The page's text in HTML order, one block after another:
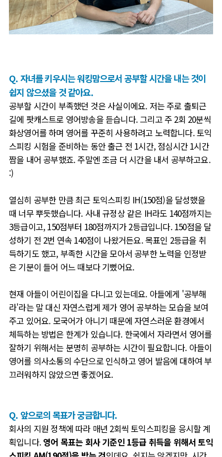
Q. 자녀를 키우시는 워킹맘으로서 공부할 시간을 내는 것이
쉽지 않으셨을 것 같아요.
공부할 시간이 부족했던 것은 사실이에요. 저는 주로 출퇴근
길에 팟캐스트로 영어방송을 듣습니다. 그리고 주 2회 20분씩
화상영어를 하며 영어를 꾸준히 사용하려고 노력합니다. 토익
스피킹 시험을 준비하는 동안 출근 전 1시간, 점심시간 1시간
짬을 내어 공부했죠.주말엔 조금 더 시간을 내서 공부하고요.
:)
열심히 공부한 만큼 최근 토익스피킹 IH(150점)을 달성했을
때 너무 뿌듯했습니다. 사내 규정상 같은 IH라도 140점까지는
3등급이고, 150점부터 180점까지가 2등급입니다. 150점을 달
성하기 전 2번 연속 140점이 나왔거든요. 목표인 2등급을 취
득하기도 했고, 부족한 시간을 모아서 공부한 노력을 인정받
은 기분이 들어 어느 때보다 기뻤어요.
현재 아들이 어린이집을 다니고 있는데요. 아들에게 '공부해
라'라는 말 대신 자연스럽게 제가 영어 공부하는 모습을 보여
주고 있어요. 모국어가 아니기 때문에 자연스러운 환경에서
체득하는 방법은 한계가 있습니다. 한국에서 자라면서 영어를
잘하기 위해서는 분명히 공부하는 시간이 필요합니다. 아들이
영어를 의사소통의 수단으로 인식하고 영어 발음에 대하여 부
끄러워하지 않았으면 좋겠어요.
Q. 앞으로의 목표가 궁금합니다.
회사의 지원 정책에 따라 매년 2회씩 토익스피킹을 응시할 계
획입니다. 영어 목표는 회사 기준인1등급 취득을 위해서 토익